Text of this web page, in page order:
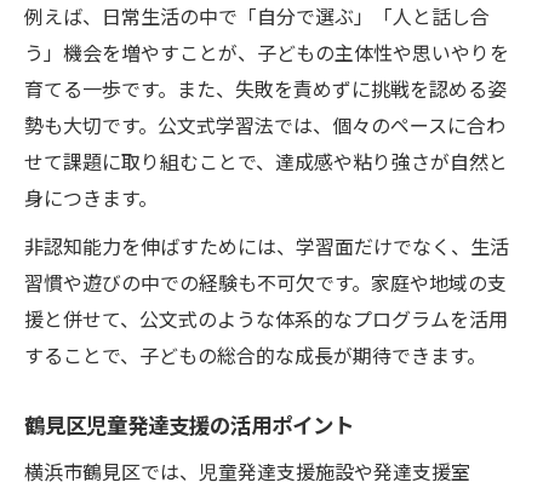
例えば、日常生活の中で「自分で選ぶ」「人と話し合
う」機会を増やすことが、子どもの主体性や思いやりを
育てる一歩です。また、失敗を責めずに挑戦を認める姿
勢も大切です。公文式学習法では、個々のペースに合わ
せて課題に取り組むことで、達成感や粘り強さが自然と
身につきます。
非認知能力を伸ばすためには、学習面だけでなく、生活
習慣や遊びの中での経験も不可欠です。家庭や地域の支
援と併せて、公文式のような体系的なプログラムを活用
することで、子どもの総合的な成長が期待できます。
鶴見区児童発達支援の活用ポイント
横浜市鶴見区では、児童発達支援施設や発達支援室